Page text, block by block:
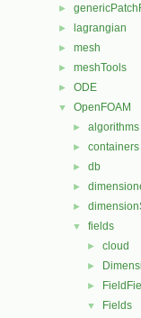
►
► lagrangian
► mesh
► meshTools
► ODE
▼ OpenFOAM
► algorithms
► containers
► db
►
►
▼ fields
► cloud
►
►
▼ Fields